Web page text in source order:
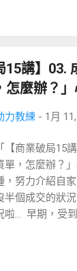
潮，經營賺錢一
15講】03.
怎麼辦？
力教練 - 1月
「【商業破局15
單，怎麼辦？
，努力介紹自
半個成交的狀
啦… ​ 早期，受
還特別孤身一人